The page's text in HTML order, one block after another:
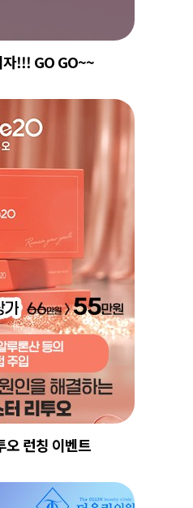
!!! GO GO~~
오 런칭 이벤트